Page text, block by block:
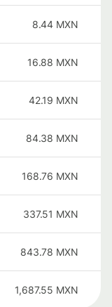
8.44 MXN
16.88 MXN
42.19 MXN
84.38 MXN
168.76 MXN
337.51 MXN
843.78 MXN
1,687.55 MXN